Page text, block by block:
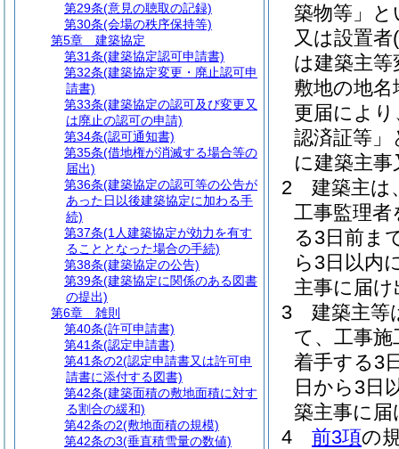
築物等」と
又は設置者
は建築主
敷地の地
更届によ
認済証等」
に建築主
2
建築主は
工事監理
る3日前ま
ら3日以内
主事に届
3
建築主等
て、工事
着手する3
日から3日
築主事に
4
前3項の
第29条(意見の聴取の記録)
第30条(会場の秩序保持等)
第5章
建築協定
第31条(建築協定認可申請書)
第32条(建築協定変更・廃止認可申
請書)
第33条(建築協定の認可及び変更又
は廃止の認可の申請)
第34条(認可通知書)
第35条(借地権が消滅する場合等の
届出)
第36条(建築協定の認可等の公告が
あった日以後建築協定に加わる手
続)
第37条(1人建築協定が効力を有す
ることとなった場合の手続)
第38条(建築協定の公告)
第39条(建築協定に関係のある図書
の提出)
第6章
雑則
第40条(許可申請書)
第41条(認定申請書)
第41条の2(認定申請書又は許可申
請書に添付する図書)
第42条(建築面積の敷地面積に対す
る割合の緩和)
第42条の2(敷地面積の規模)
第42条の3(垂直積雪量の数値)